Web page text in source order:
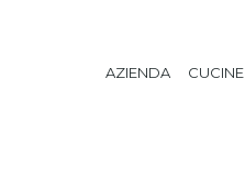
AZIENDA CUCINE